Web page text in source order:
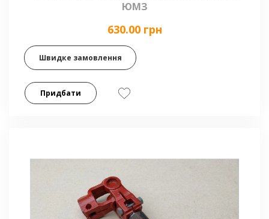
ЮМЗ
630.00 грн
Швидке замовлення
Придбати